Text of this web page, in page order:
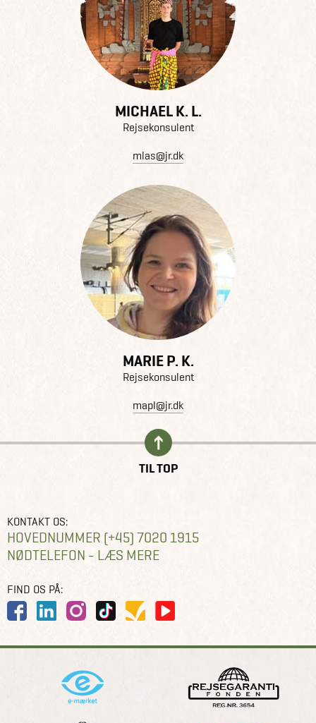
MICHAEL K. L.
Rejsekonsulent
mlas@jr.dk
MARIE P. K.
Rejsekonsulent
mapl@jr.dk
TIL TOP
KONTAKT OS:
HOVEDNUMMER (+45) 7020 1915
NØDTELEFON - LÆS MERE
FIND OS PÅ: